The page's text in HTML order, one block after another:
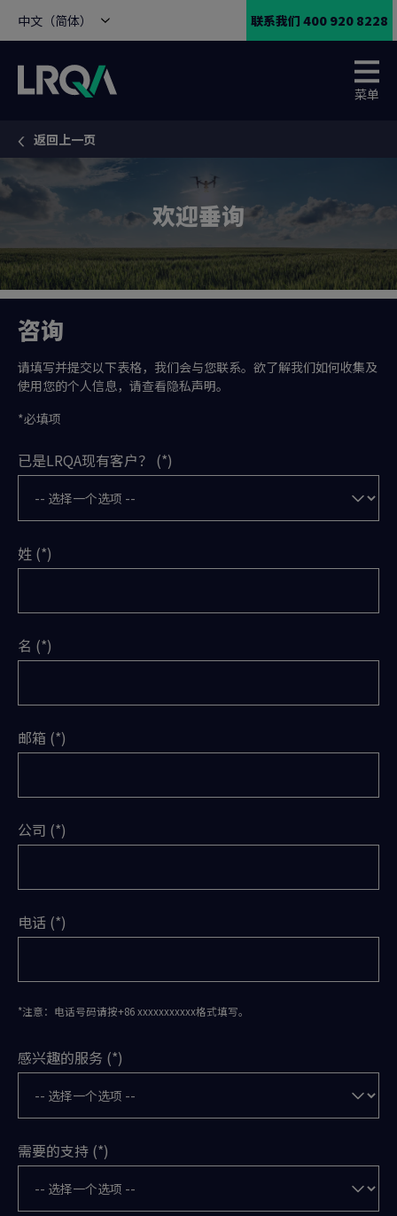
中文（简体） 联系我们 400 920 8228
菜单
You are here:
返回上一页
欢迎垂询
咨询
请填写并提交以下表格，我们会与您联系。欲了解我们如何收集及
使用您的个人信息，请查看隐私声明。
*必填项
已是LRQA现有客户？
姓
名
邮箱
公司
电话
*注意：电话号码请按+86 xxxxxxxxxxx格式填写。
感兴趣的服务
需要的支持